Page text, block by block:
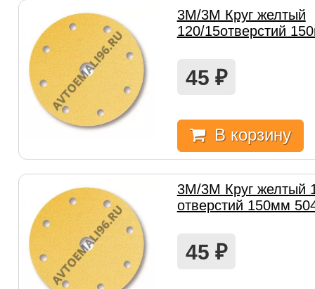
3M/3М Круг желтый
120/15отверстий
45 ₽
В корзину
3M/3М Круг желтый
отверстий 150мм
45 ₽